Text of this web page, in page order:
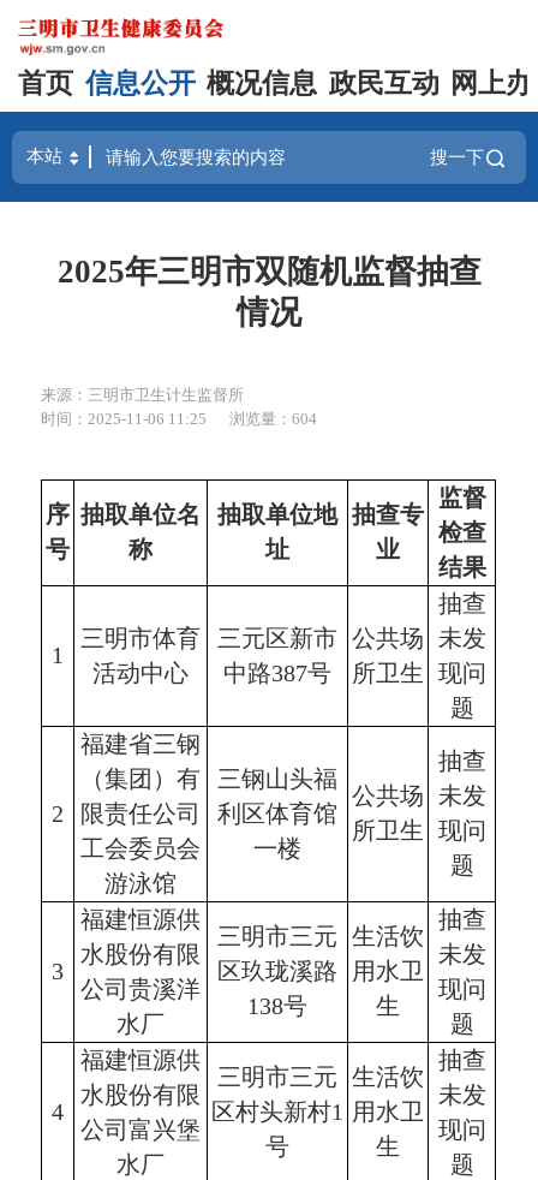
首页 信息公开 概况信息 政民互动 网上
搜一下
2025年三明市双随机监督抽查
情况
来源：三明市卫生计生监督所
时间：2025-11-06 11:25
浏览量：604
序
号
抽取单位名
称
抽取单位地
址
抽查专
业
监督
检查
结果
1
三明市体育
活动中心
三元区新市
中路387号
公共场
所卫生
抽查
未发
现问
题
2
福建省三钢
（集团）有
限责任公司
工会委员会
游泳馆
三钢山头福
利区体育馆
一楼
公共场
所卫生
抽查
未发
现问
题
3
福建恒源供
水股份有限
公司贵溪洋
水厂
三明市三元
区玖珑溪路
138号
生活饮
用水卫
生
抽查
未发
现问
题
4
福建恒源供
水股份有限
公司富兴堡
水厂
三明市三元
区村头新村1
号
生活饮
用水卫
生
抽查
未发
现问
题